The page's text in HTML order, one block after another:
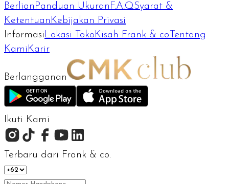
Berlian Panduan Ukuran F.A.QSyarat &
Ketentuan Kebijakan Privasi
Informasi Lokasi Toko Kisah Frank & co.Tentang
Kami Karir
Berlangganan
Ikuti Kami
Terbaru dari Frank & co.